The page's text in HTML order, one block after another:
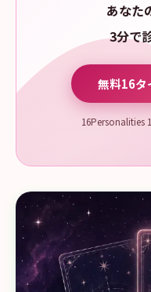
あなた
3分で
無料16タ
16Personalities